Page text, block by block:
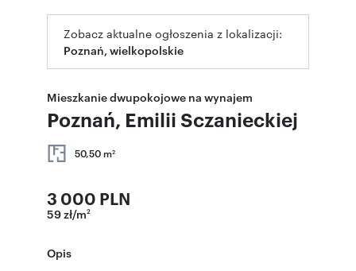
Zobacz aktualne ogłoszenia z lokalizacji:
Poznań, wielkopolskie
Mieszkanie dwupokojowe na wynajem
Poznań, Emilii Sczanieckiej
50,50 m2
3 000 PLN
59 zł/m2
Opis